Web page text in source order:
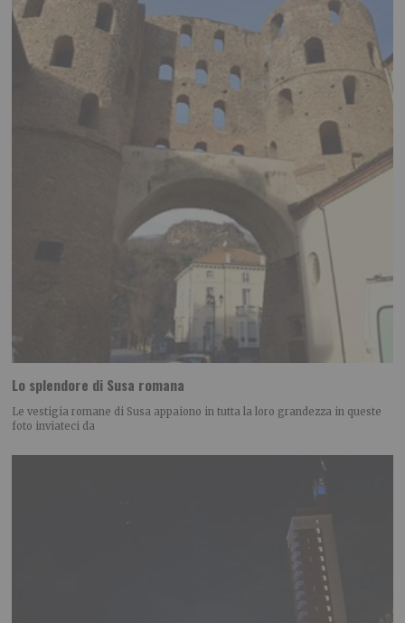
Lo splendore di Susa romana
Le vestigia romane di Susa appaiono in tutta la loro grandezza in queste
foto inviateci da